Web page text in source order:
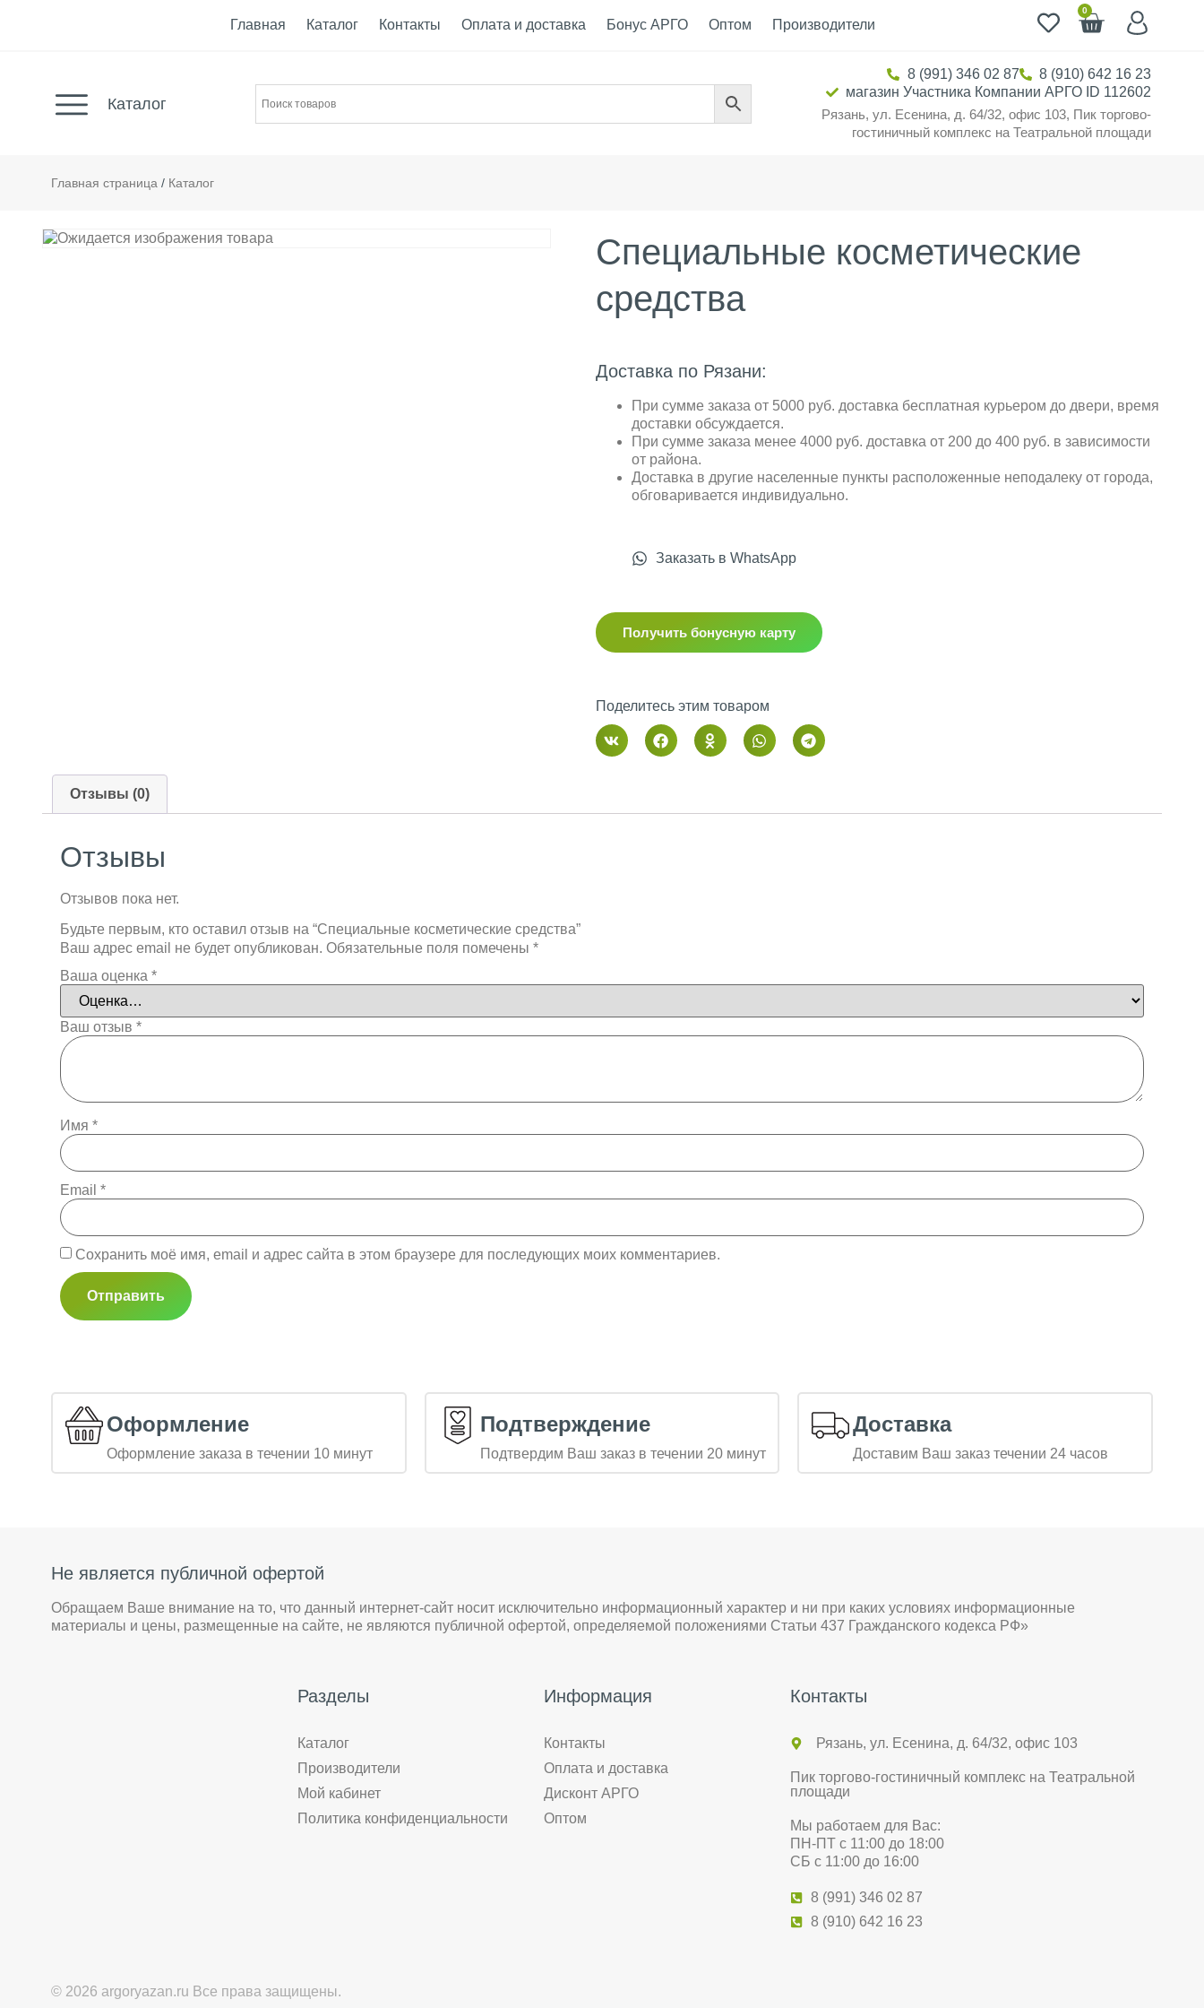
Главная Каталог Контакты Оплата и доставка Бонус АРГО Оптом Производители
0
Каталог
8 (991) 346 02 87
8 (910) 642 16 23
магазин Участника Компании АРГО ID 112602
Рязань, ул. Есенина, д. 64/32, офис 103, Пик торгово-
гостиничный комплекс на Театральной площади
Главная страница / Каталог
Специальные косметические
средства
Доставка по Рязани:
При сумме заказа от 5000 руб. доставка бесплатная курьером до двери, время
доставки обсуждается.
При сумме заказа менее 4000 руб. доставка от 200 до 400 руб. в зависимости
от района.
Доставка в другие населенные пункты расположенные неподалеку от города,
обговаривается индивидуально.
Заказать в WhatsApp
Получить бонусную карту
Поделитесь этим товаром
Отзывы (0)
Отзывы
Отзывов пока нет.
Будьте первым, кто оставил отзыв на “Специальные косметические средства”
Ваш адрес email не будет опубликован. Обязательные поля помечены *
Ваша оценка *
Ваш отзыв *
Имя *
Email *
Сохранить моё имя, email и адрес сайта в этом браузере для последующих моих комментариев.
Оформление
Оформление заказа в течении 10 минут
Подтверждение
Подтвердим Ваш заказ в течении 20 минут
Доставка
Доставим Ваш заказ течении 24 часов
Не является публичной офертой
Обращаем Ваше внимание на то, что данный интернет-сайт носит исключительно информационный характер и ни при каких условиях информационные
материалы и цены, размещенные на сайте, не являются публичной офертой, определяемой положениями Статьи 437 Гражданского кодекса РФ»
Разделы
Каталог
Производители
Мой кабинет
Политика конфиденциальности
Информация
Контакты
Оплата и доставка
Дисконт АРГО
Оптом
Контакты
Рязань, ул. Есенина, д. 64/32, офис 103
Пик торгово-гостиничный комплекс на Театральной
площади
Мы работаем для Вас:
ПН-ПТ с 11:00 до 18:00
СБ с 11:00 до 16:00
8 (991) 346 02 87
8 (910) 642 16 23
© 2026 argoryazan.ru Все права защищены.